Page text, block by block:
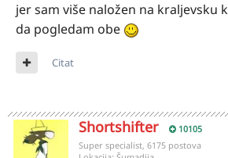
jer sam više naložen na kraljevsku
da pogledam obe
Citat
Shortshifter 10105
Super specialist, 6175 postova